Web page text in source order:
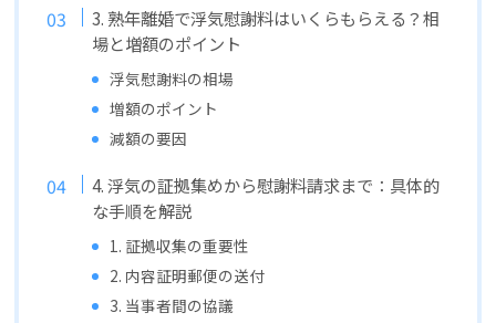
3. 熟年離婚で浮気慰謝料はいくらもらえる？相
場と増額のポイント
浮気慰謝料の相場
増額のポイント
減額の要因
4. 浮気の証拠集めから慰謝料請求まで：具体的
な手順を解説
1. 証拠収集の重要性
2. 内容証明郵便の送付
3. 当事者間の協議